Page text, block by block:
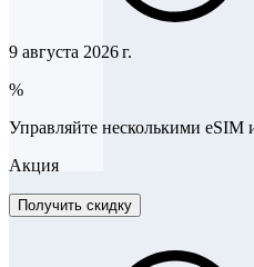
9 августа 2026 г.
%
Управляйте несколькими
Акция
Получить скидку